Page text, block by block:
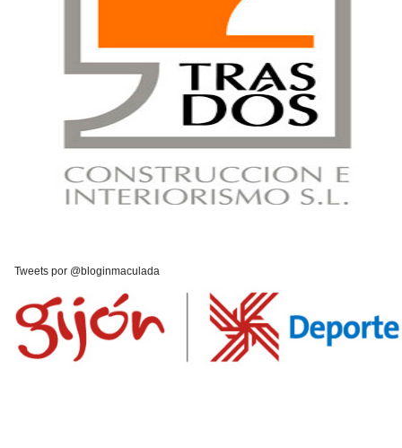
Tweets por @bloginmaculada